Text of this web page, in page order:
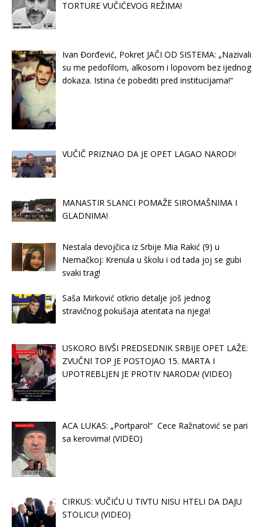
TORTURE VUČIĆEVOG REŽIMA!
Ivan Đorđević, Pokret JAČI OD SISTEMA: „Nazivali
su me pedofilom, alkosom i lopovom bez ijednog
dokaza. Istina će pobediti pred institucijama!“
VUČIČ PRIZNAO DA JE OPET LAGAO NAROD!
MANASTIR SLANCI POMAŽE SIROMAŠNIMA I
GLADNIMA!
Nestala devojčica iz Srbije Mia Rakić (9) u
Nemačkoj: Krenula u školu i od tada joj se gubi
svaki trag!
Saša Mirković otkrio detalje još jednog
stravičnog pokušaja atentata na njega!
USKORO BIVŠI PREDSEDNIK SRBIJE OPET LAŽE:
ZVUČNI TOP JE POSTOJAO 15. MARTA I
UPOTREBLJEN JE PROTIV NARODA! (VIDEO)
ACA LUKAS: „Portparol“ Cece Ražnatović se pari
sa kerovima! (VIDEO)
CIRKUS: VUČIĆU U TIVTU NISU HTELI DA DAJU
STOLICU! (VIDEO)